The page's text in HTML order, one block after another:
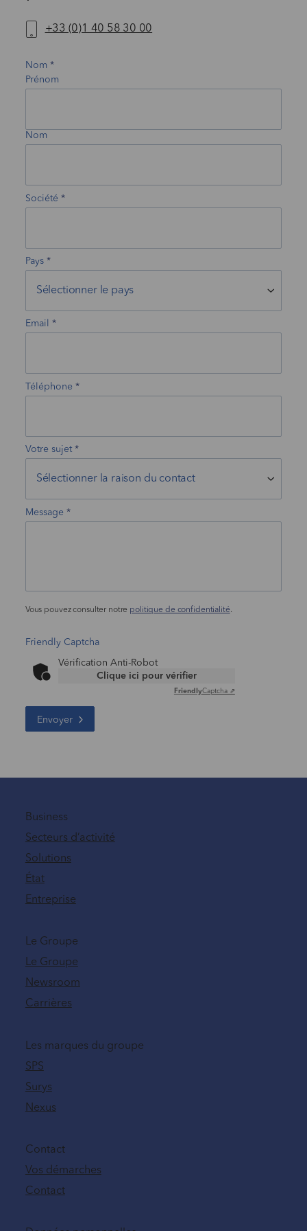
+33 (0)1 40 58 30 00
Nom
Prénom
Nom
Société
Pays
Email
Téléphone
Votre sujet
Message
Vous pouvez consulter notre politique de confidentialité.
Friendly Captcha
Vérification Anti-Robot
Clique ici pour vérifier
FriendlyCaptcha ⇗
Envoyer
Business
Secteurs d’activité
Solutions
État
Entreprise
Le Groupe
Le Groupe
Newsroom
Carrières
Les marques du groupe
SPS
Surys
Nexus
Contact
Vos démarches
Contact